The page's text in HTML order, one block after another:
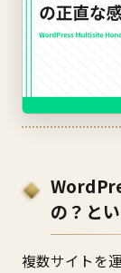
の？と
複数サイトを